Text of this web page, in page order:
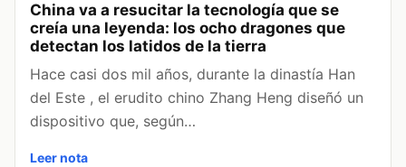
China va a resucitar la tecnología que se
creía una leyenda: los ocho dragones que
detectan los latidos de la tierra
Hace casi dos mil años, durante la dinastía Han
del Este , el erudito chino Zhang Heng diseñó un
dispositivo que, según…
Leer nota